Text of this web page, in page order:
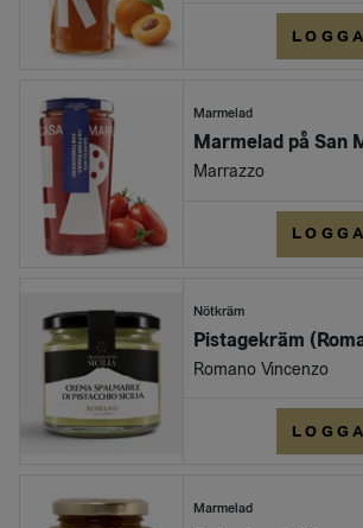
Marmelad
Marrazzo
Nötkräm
Romano Vincenzo
Marmelad